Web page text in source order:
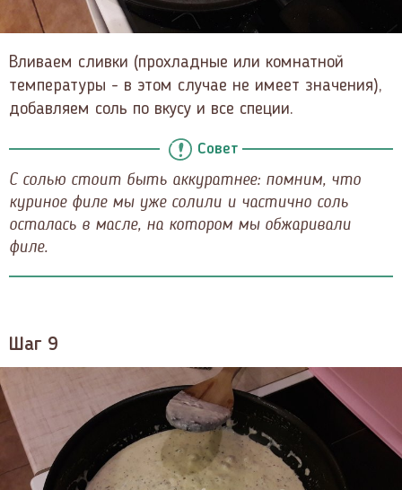
Вливаем сливки (прохладные или комнатной
температуры - в этом случае не имеет значения),
добавляем соль по вкусу и все специи.
Совет
С солью стоит быть аккуратнее: помним, что
куриное филе мы уже солили и частично соль
осталась в масле, на котором мы обжаривали
филе.
Шаг 9